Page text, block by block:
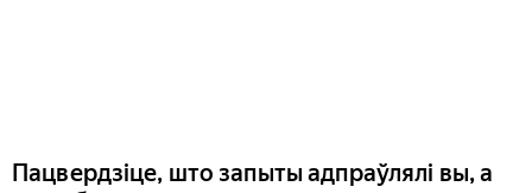
Пацвердзіце, што запыты адпраўлялі вы, а